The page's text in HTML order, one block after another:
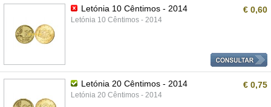
Letónia 10 Cêntimos - 2014
Letónia 10 Cêntimos - 2014
€ 0,60
Letónia 20 Cêntimos - 2014
Letónia 20 Cêntimos - 2014
€ 0,75